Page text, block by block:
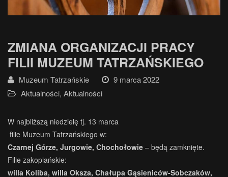
ZMIANA ORGANIZACJI PRACY
FILII MUZEUM TATRZAŃSKIEGO
Muzeum Tatrzańskie
9 marca 2022
Aktualności, Aktualności
W najbliższą niedzielę tj. 13 marca
filie Muzeum Tatrzańskiego w:
Czarnej Górze, Jurgowie, Chochołowie – będą zamknięte.
Filie zakopiańskie:
willa Koliba, willa Oksza, Chałupa Gąsieniców-Sobczaków,